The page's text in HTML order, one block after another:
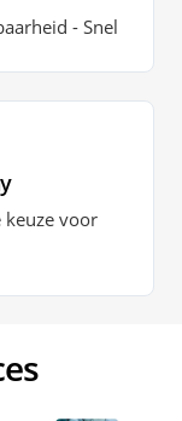
- Snel
keuze voor